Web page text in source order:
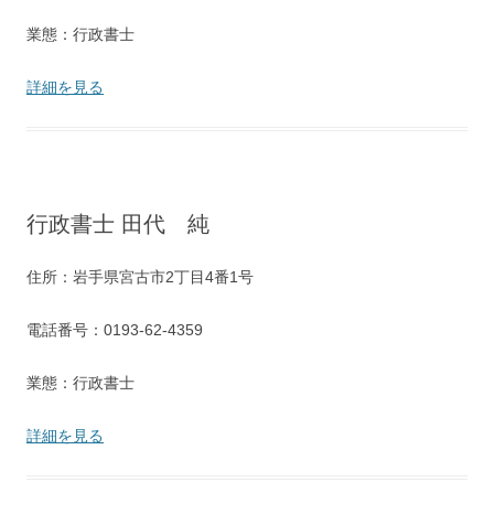
業態：行政書士
詳細を見る
行政書士 田代 純
住所：岩手県宮古市2丁目4番1号
電話番号：0193-62-4359
業態：行政書士
詳細を見る